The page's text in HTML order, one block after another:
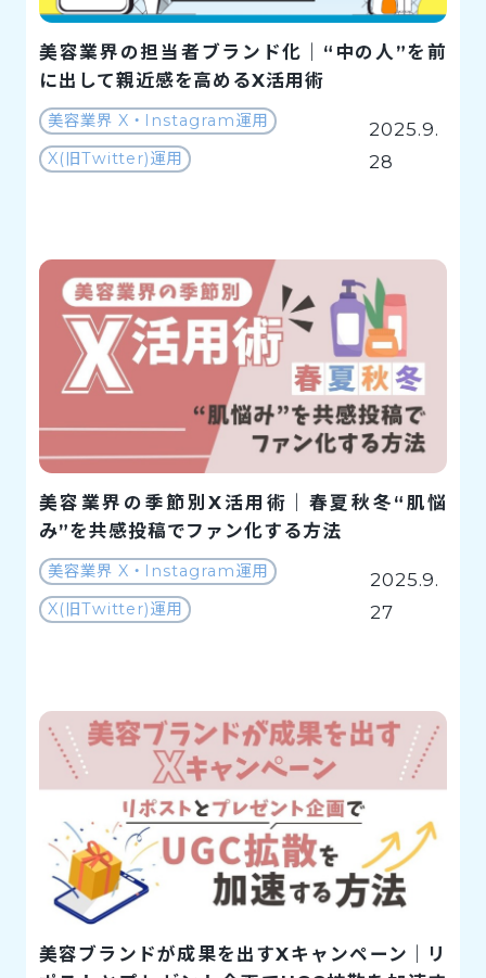
美容業界の担当者ブランド化｜“中の人”を前
に出して親近感を高めるX活用術
美容業界 X・Instagram運用
X(旧Twitter)運用
2025.9.
28
美容業界の季節別X活用術｜春夏秋冬“肌悩
み”を共感投稿でファン化する方法
美容業界 X・Instagram運用
X(旧Twitter)運用
2025.9.
27
美容ブランドが成果を出すXキャンペーン｜リ